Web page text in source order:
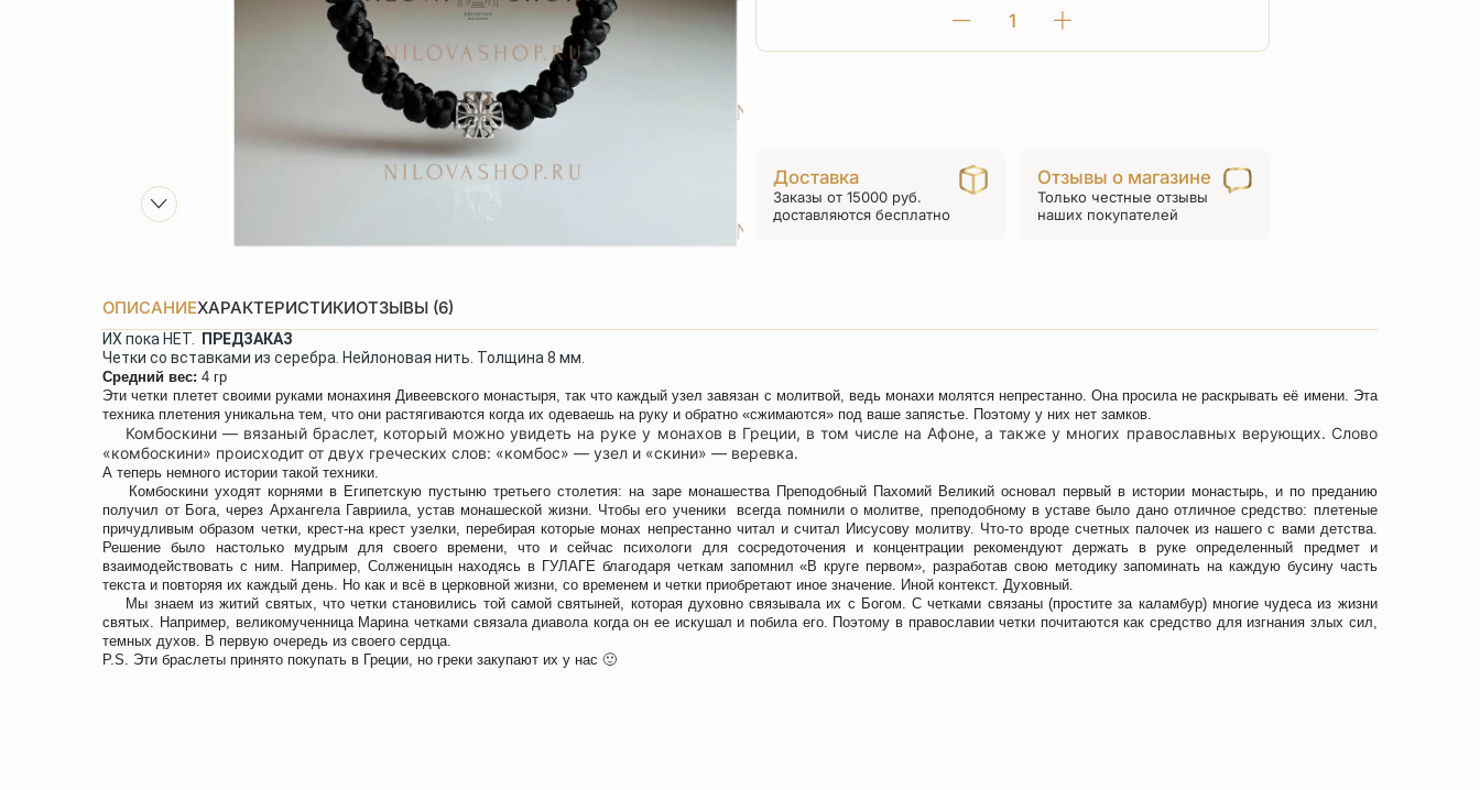
Количество
товара
Доставка
Заказы от 15000 руб.
доставляются бесплатно
Отзывы о магазине
Только честные отзывы
наших покупателей
ОПИСАНИЕХАРАКТЕРИСТИКИОТЗЫВЫ (6)
ИХ пока НЕТ. ПРЕДЗАКАЗ
Четки со вставками из серебра. Нейлоновая нить. Толщина 8 мм.
Средний вес: 4 гр
Эти четки плетет своими руками монахиня Дивеевского монастыря, так что каждый узел завязан с молитвой, ведь монахи молятся непрестанно. Она просила не раскрывать её имени. Эта
техника плетения уникальна тем, что они растягиваются когда их одеваешь на руку и обратно «сжимаются» под ваше запястье. Поэтому у них нет замков.
Комбоскини — вязаный браслет, который можно увидеть на руке у монахов в Греции, в том числе на Афоне, а также у многих православных верующих. Слово
«комбоскини» происходит от двух греческих слов: «комбос» — узел и «скини» — веревка.
А теперь немного истории такой техники.
Комбоскини уходят корнями в Египетскую пустыню третьего столетия: на заре монашества Преподобный Пахомий Великий основал первый в истории монастырь, и по преданию
получил от Бога, через Архангела Гавриила, устав монашеской жизни. Чтобы его ученики всегда помнили о молитве, преподобному в уставе было дано отличное средство: плетеные
причудливым образом четки, крест-на крест узелки, перебирая которые монах непрестанно читал и считал Иисусову молитву. Что-то вроде счетных палочек из нашего с вами детства.
Решение было настолько мудрым для своего времени, что и сейчас психологи для сосредоточения и концентрации рекомендуют держать в руке определенный предмет и
взаимодействовать с ним. Например, Солженицын находясь в ГУЛАГЕ благодаря четкам запомнил «В круге первом», разработав свою методику запоминать на каждую бусину часть
текста и повторяя их каждый день. Но как и всё в церковной жизни, со временем и четки приобретают иное значение. Иной контекст. Духовный.
Мы знаем из житий святых, что четки становились той самой святыней, которая духовно связывала их с Богом. С четками связаны (простите за каламбур) многие чудеса из жизни
святых. Например, великомученница Марина четками связала диавола когда он ее искушал и побила его. Поэтому в православии четки почитаются как средство для изгнания злых сил,
темных духов. В первую очередь из своего сердца.
P.S. Эти браслеты принято покупать в Греции, но греки закупают их у нас 🙂